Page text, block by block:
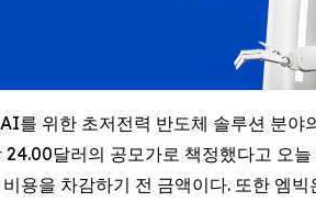
위한 초저전력 반도체 솔루션 분야
달러의 공모가로 책정했다고 오
용을 차감하기 전 금액이다. 또한